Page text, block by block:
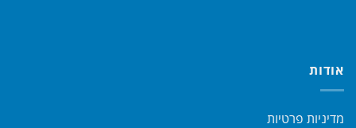
אודות
מדיניות פרטיות